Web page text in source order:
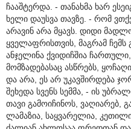
ჩააშტერდა. - თანახმა ხარ
ხელი დაუსვა თავზე. - რომ
არავინ არა მყავს. დიდი
ყველაფრისთვის, მაგრამ ჩემს
ანჯელინა ქვიდიჩშია
მომზადებასაც ასწრებს,
და არა, ეს არ უკავშირდება
შეხედა სვენს სემმა, - ის
თავი გამოიჩინოს, ვაღიარებ,
ლამაზია, საყვარელია,